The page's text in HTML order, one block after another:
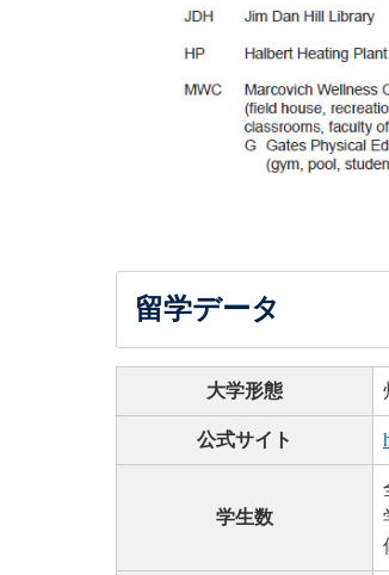
留学データ
大学形態
公式サイト
学生数